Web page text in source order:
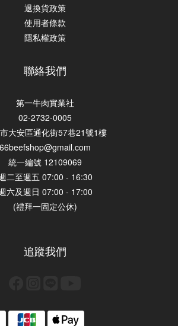
退換貨政策
使用者條款
隱私權政策
聯絡我們
第一牛肉實業社
02-2732-0005
大安區通化街57巷21號1樓
66beefshop@gmail.com
統一編號 12109069
二至週五 07:00 - 16:30
六及週日 07:00 - 17:00
(禮拜一固定公休)
追蹤我們